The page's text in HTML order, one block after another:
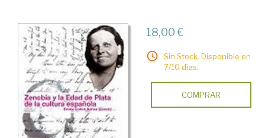
18,00 €
Sin Stock. Disponible en
7/10 días.
COMPRAR